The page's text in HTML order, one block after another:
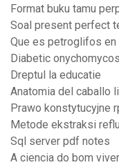
Format buku tamu
Soal present perfect
Que es petroglifos en
Diabetic
Dreptul la educatie
Anatomia del caballo
Prawo konstytucyjne
Metode ekstraksi
Sql server pdf notes
A ciencia do bom